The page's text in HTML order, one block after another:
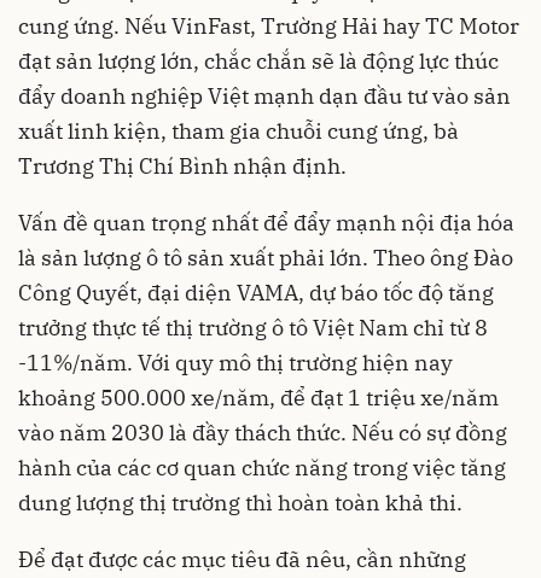
cung ứng. Nếu VinFast, Trường Hải hay TC Motor
đạt sản lượng lớn, chắc chắn sẽ là động lực thúc
đẩy doanh nghiệp Việt mạnh dạn đầu tư vào sản
xuất linh kiện, tham gia chuỗi cung ứng, bà
Trương Thị Chí Bình nhận định.
Vấn đề quan trọng nhất để đẩy mạnh nội địa hóa
là sản lượng ô tô sản xuất phải lớn. Theo ông Đào
Công Quyết, đại diện VAMA, dự báo tốc độ tăng
trưởng thực tế thị trường ô tô Việt Nam chỉ từ 8
-11%/năm. Với quy mô thị trường hiện nay
khoảng 500.000 xe/năm, để đạt 1 triệu xe/năm
vào năm 2030 là đầy thách thức. Nếu có sự đồng
hành của các cơ quan chức năng trong việc tăng
dung lượng thị trường thì hoàn toàn khả thi.
Để đạt được các mục tiêu đã nêu, cần những